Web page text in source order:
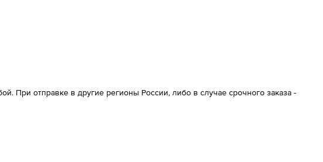
При отправке в другие регионы России, либо в случае срочного заказа -